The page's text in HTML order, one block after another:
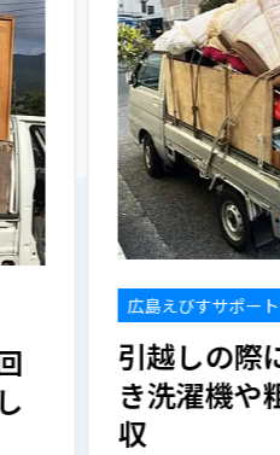
広島えびすサポート
引越しの際
き洗濯機や
収